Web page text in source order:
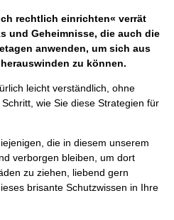
rechtlich einrichten« verrät
und Geheimnisse, die auch die
anwenden, um sich aus
zu können.
leicht verständlich, ohne
wie Sie diese Strategien für
die in diesem unserem
verborgen bleiben, um dort
zu ziehen, liebend gern
brisante Schutzwissen in Ihre